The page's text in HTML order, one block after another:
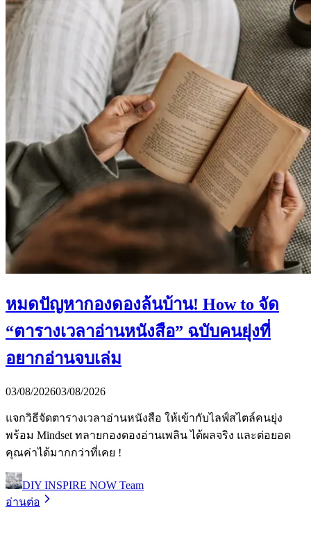
หมดปัญหากองดองล้นบ้าน! How to จัด
“ตารางเวลาอ่านหนังสือ” ฉบับคนยุ่งที่
อยากอ่านจบเล่ม
03/08/202603/08/2026
แจกวิธีจัดตารางเวลาอ่านหนังสือ ให้เข้ากับไลฟ์สไตล์คนยุ่ง
พร้อม Mindset ทลายกองดองอ่านเพลิน ได้ผลจริง และต่อยอด
คุณค่าได้มากกว่าที่เคย !
DIY INSPIRE NOW Team
อ่านต่อ